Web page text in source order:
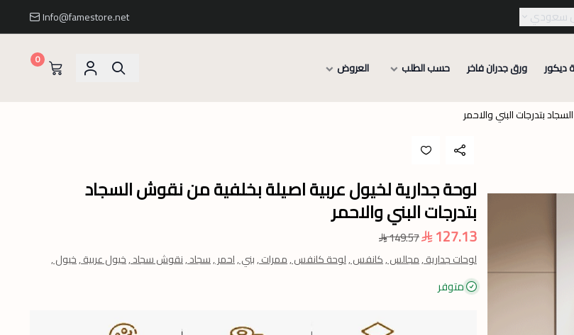
سعودي Info@famestore.net
ديكور ورق جدران فاخر حسب الطلب العروض 0
بتدرجات البني والاحمر
لوحة جدارية لخيول عربية اصيلة بخلفية من نقوش السجاد
بتدرجات البني والاحمر
127.13
149.57
لوحات جدارية ,مجالس ,كانفس ,لوحة كانفس ,ممرات ,بني ,احمر ,سجاد ,نقوش سجاد ,خيول عربية ,خيول ,
متوفر